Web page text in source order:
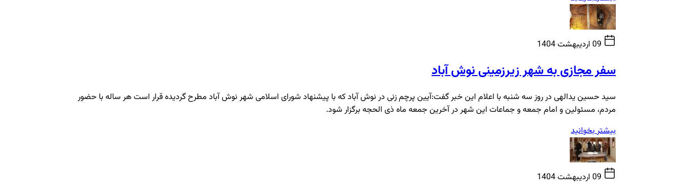
09 اردیبهشت 1404
سفر مجازی به شهر زیرزمینی نوش آباد
سید حسین یدالهی در روز سه شنبه با اعلام این خبر گفت:آیین پرچم زنی در نوش آباد که با پیشنهاد شورای اسلامی شهر نوش آباد مطرح گردیده قرار است هر ساله با حضور
مردم، مسئولین و امام جمعه و جماعات این شهر در آخرین جمعه ماه ذی الحجه برگزار شود.
بیشتر بخوانید
09 اردیبهشت 1404